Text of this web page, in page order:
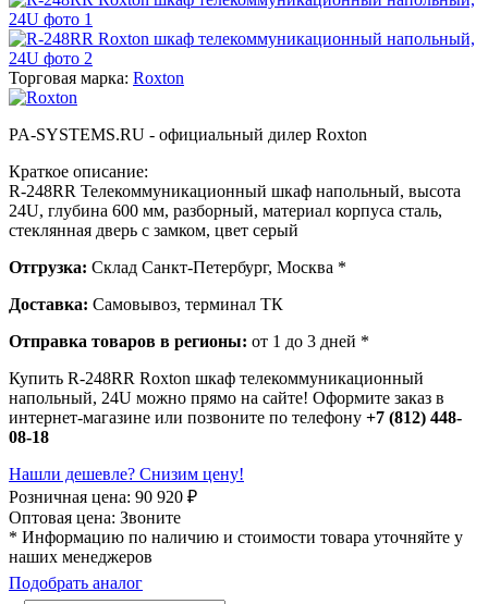
Торговая марка: Roxton
PA-SYSTEMS.RU - официальный дилер Roxton
Краткое описание:
R-248RR Телекоммуникационный шкаф напольный, высота
24U, глубина 600 мм, разборный, материал корпуса сталь,
стеклянная дверь с замком, цвет серый
Отгрузка: Склад Санкт-Петербург, Москва *
Доставка: Самовывоз, терминал ТК
Отправка товаров в регионы: от 1 до 3 дней *
Купить R-248RR Roxton шкаф телекоммуникационный
напольный, 24U можно прямо на сайте! Оформите заказ в
интернет-магазине или позвоните по телефону +7 (812) 448-
08-18
Нашли дешевле? Снизим цену!
Розничная цена: 90 920 ₽
Оптовая цена: Звоните
* Информацию по наличию и стоимости товара уточняйте у
наших менеджеров
Подобрать аналог